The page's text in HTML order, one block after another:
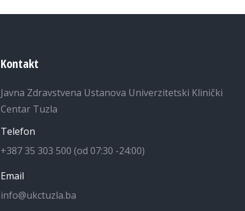
Kontakt
Javna Zdravstvena Ustanova Univerzitetski Klinički
Centar Tuzla
Telefon
+387 35 303 500 (od 07:30 -24:00)
Email
info@ukctuzla.ba